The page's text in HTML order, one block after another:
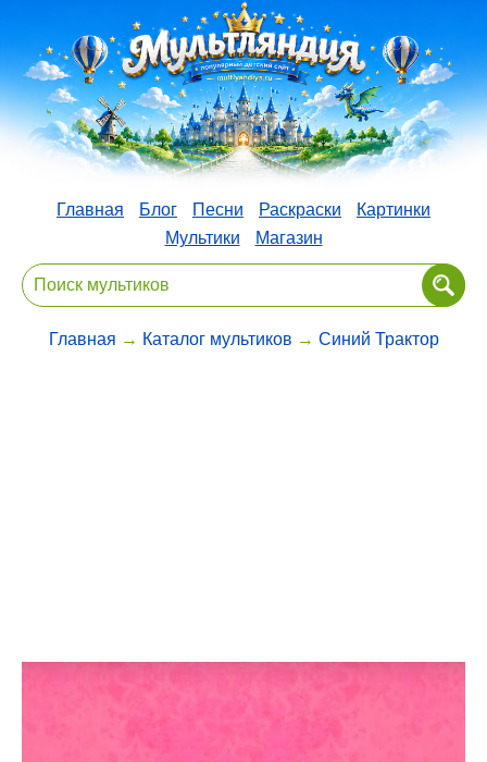
Главная Блог Песни Раскраски
Картинки
Мультики
Магазин
Главная → Каталог мультиков → Синий Трактор